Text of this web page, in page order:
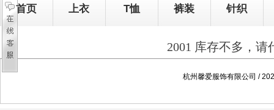
首页 上衣 T恤 裤装 针织
2001 库存不多，请
杭州馨爱服饰有限公司 /